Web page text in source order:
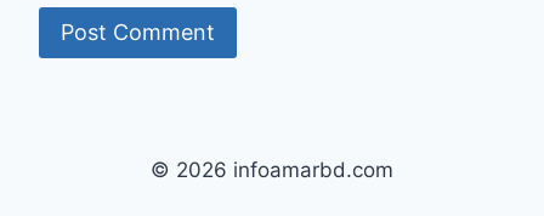
© 2026 infoamarbd.com